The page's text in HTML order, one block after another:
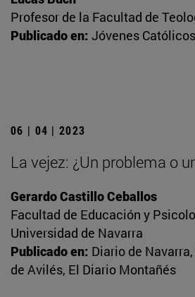
Profesor de la Facultad de
Publicado en: Jóvenes Católicos
06 | 04 | 2023
La vejez: ¿Un problema o
Gerardo Castillo Ceballos
Facultad de Educación y
Universidad de Navarra
Publicado en: Diario de
de Avilés, El Diario Montañés